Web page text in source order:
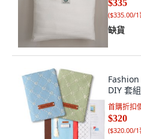
$335
($335.00/1
缺貨
DIY 套
首購折扣
$320
($320.00/1